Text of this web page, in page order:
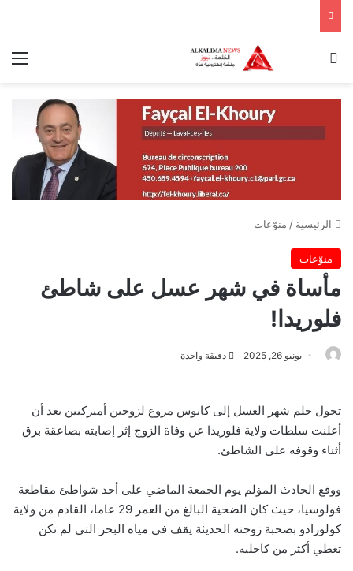
الرئيسية / منوّعات
منوّعات
مأساة في شهر عسل على شاطئ
فلوريدا!
يونيو 26, 2025 دقيقة واحدة
تحول حلم شهر العسل إلى كابوس مروع لزوجين أميركيين بعد أن
أعلنت سلطات ولاية فلوريدا عن وفاة الزوج إثر إصابته بصاعقة برق
أثناء وقوفه على الشاطئ.
ووقع الحادث المؤلم يوم الجمعة الماضي على أحد شواطئ مقاطعة
فولوسيا، حيث كان الضحية البالغ من العمر 29 عاما، القادم من ولاية
كولورادو بصحبة زوجته الحديثة يقف في مياه البحر التي لم تكن
تغطي أكثر من كاحليه.